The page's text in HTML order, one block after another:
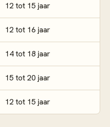
12 tot 15 jaar
12 tot 16 jaar
14 tot 18 jaar
15 tot 20 jaar
12 tot 15 jaar